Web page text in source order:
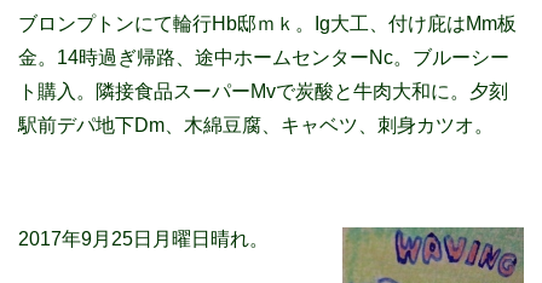
ブロンプトンにて輪行Hb邸ｍｋ。Ig大工、付け庇はMm板
金。14時過ぎ帰路、途中ホームセンターNc。ブルーシー
ト購入。隣接食品スーパーMvで炭酸と牛肉大和に。夕刻
駅前デパ地下Dm、木綿豆腐、キャベツ、刺身カツオ。
2017年9月25日月曜日晴れ。